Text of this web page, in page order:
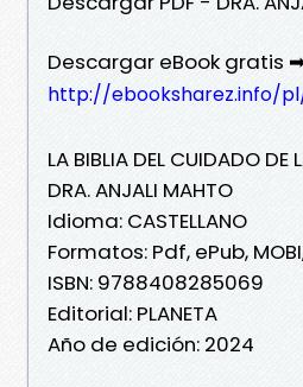
Descargar eBook gratis
http://ebooksharez.info/
LA BIBLIA DEL CUIDADO DE
DRA. ANJALI MAHTO
Idioma: CASTELLANO
Formatos: Pdf, ePub,
ISBN: 9788408285069
Editorial: PLANETA
Año de edición: 2024